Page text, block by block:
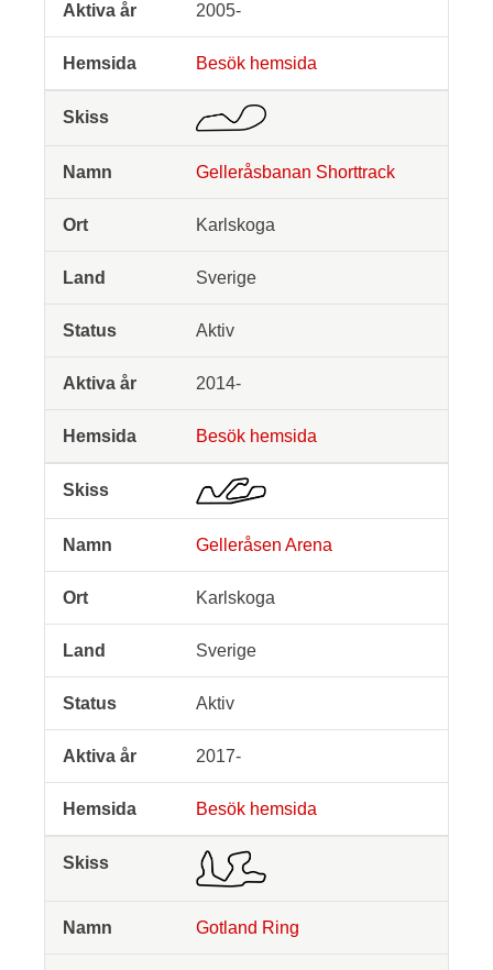
2005-
Besök hemsida
Gelleråsbanan Shorttrack
Karlskoga
Sverige
Aktiv
2014-
Besök hemsida
Gelleråsen Arena
Karlskoga
Sverige
Aktiv
2017-
Besök hemsida
Gotland Ring